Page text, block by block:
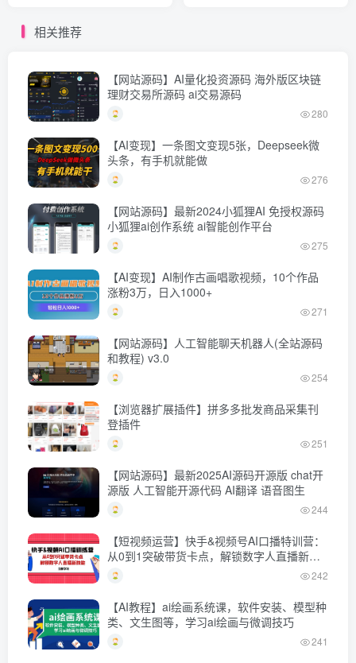
相关推荐
【网站源码】AI量化投资源码 海外版区块链
理财交易所源码 ai交易源码
280
【AI变现】一条图文变现5张，Deepseek微
头条，有手机就能做
276
【网站源码】最新2024小狐狸AI 免授权源码
小狐狸ai创作系统 ai智能创作平台
275
【AI变现】AI制作古画唱歌视频，10个作品
涨粉3万，日入1000+
271
【网站源码】人工智能聊天机器人(全站源码
和教程) v3.0
254
【浏览器扩展插件】拼多多批发商品采集刊
登插件
251
【网站源码】最新2025AI源码开源版 chat开
源版 人工智能开源代码 AI翻译 语音图生
244
【短视频运营】快手&视频号AI口播特训营：
从0到1突破带货卡点，解锁数字人直播新技
能
242
【AI教程】ai绘画系统课，软件安装、模型种
类、文生图等，学习ai绘画与微调技巧
241